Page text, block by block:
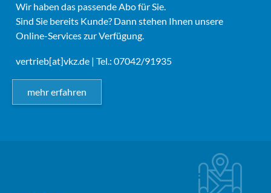
Wir haben das passende Abo für Sie.
Sind Sie bereits Kunde? Dann stehen Ihnen unsere
Online-Services zur Verfügung.
vertrieb[at]vkz.de | Tel.: 07042/91935
mehr erfahren